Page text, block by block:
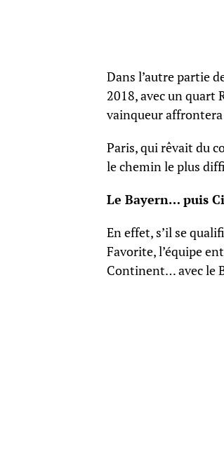
Dans l’autre partie
2018, avec un quart
vainqueur
Paris, qui rêvait du
le chemin le plus
Le Bayern… puis
En effet, s’il se
Favorite, l’équipe
Continent… avec le